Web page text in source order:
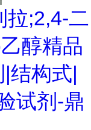
拉;2,4-二
醇精品
结构式|
试剂-鼎